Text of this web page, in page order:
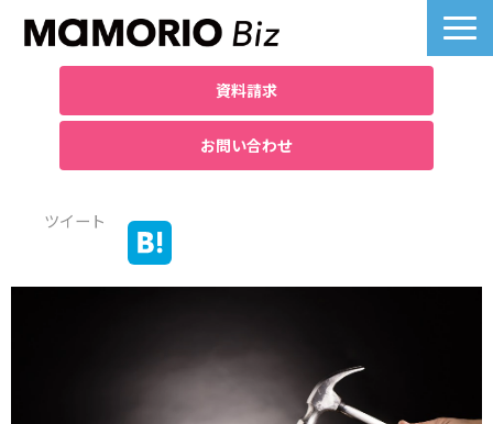
資料請求
お問い合わせ
課題別活用例
導入事例一覧
よくあるご質問
ツイート